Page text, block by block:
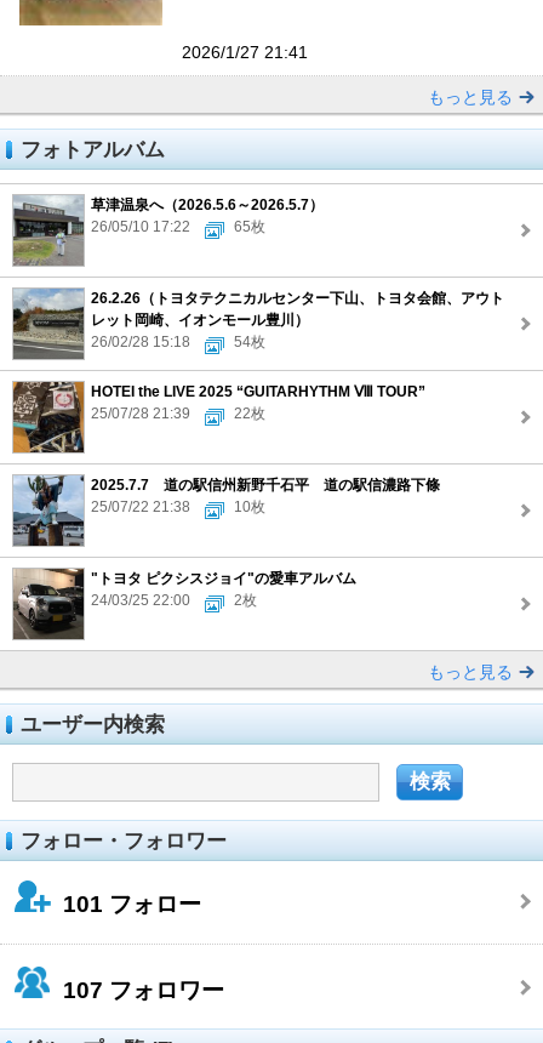
2026/1/27 21:41
もっと見る
フォトアルバム
草津温泉へ（2026.5.6～2026.5.7）
26/05/10 17:22
65枚
26.2.26（トヨタテクニカルセンター下山、トヨタ会館、アウト
レット岡崎、イオンモール豊川）
26/02/28 15:18
54枚
HOTEI the LIVE 2025 “GUITARHYTHM Ⅷ TOUR”
25/07/28 21:39
22枚
2025.7.7 道の駅信州新野千石平 道の駅信濃路下條
25/07/22 21:38
10枚
"トヨタ ピクシスジョイ"の愛車アルバム
24/03/25 22:00
2枚
もっと見る
ユーザー内検索
フォロー・フォロワー
101 フォロー
107 フォロワー